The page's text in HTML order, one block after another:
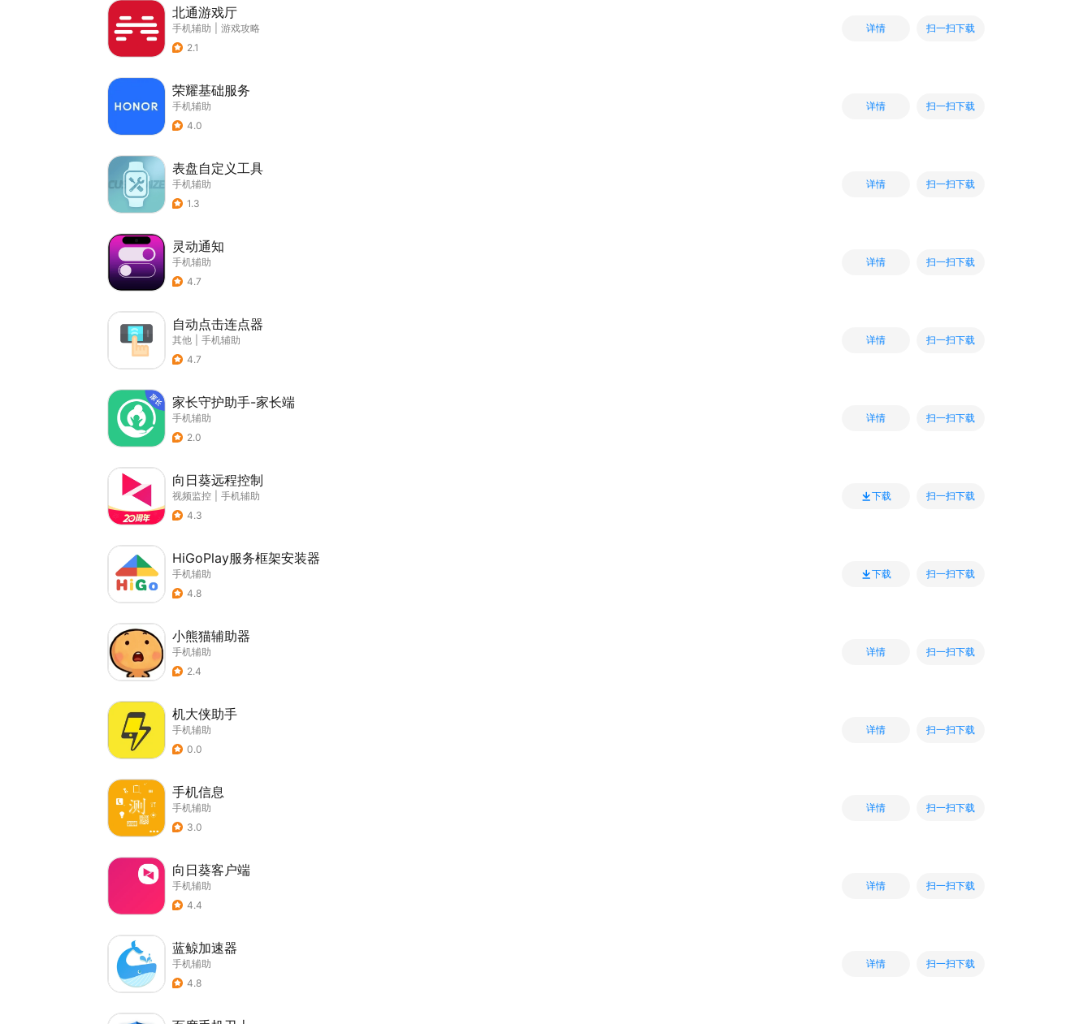
北通游戏厅
手机辅助
游戏攻略
2.1
详情 扫一扫下载
荣耀基础服务
手机辅助
4.0
详情 扫一扫下载
表盘自定义工具
手机辅助
1.3
详情 扫一扫下载
灵动通知
手机辅助
4.7
详情 扫一扫下载
自动点击连点器
其他
手机辅助
4.7
详情 扫一扫下载
家长守护助手-家长端
手机辅助
2.0
详情 扫一扫下载
向日葵远程控制
视频监控
手机辅助
4.3
下载 扫一扫下载
HiGoPlay服务框架安装器
手机辅助
4.8
下载 扫一扫下载
小熊猫辅助器
手机辅助
2.4
详情 扫一扫下载
机大侠助手
手机辅助
0.0
详情 扫一扫下载
手机信息
手机辅助
3.0
详情 扫一扫下载
向日葵客户端
手机辅助
4.4
详情 扫一扫下载
蓝鲸加速器
手机辅助
4.8
详情 扫一扫下载